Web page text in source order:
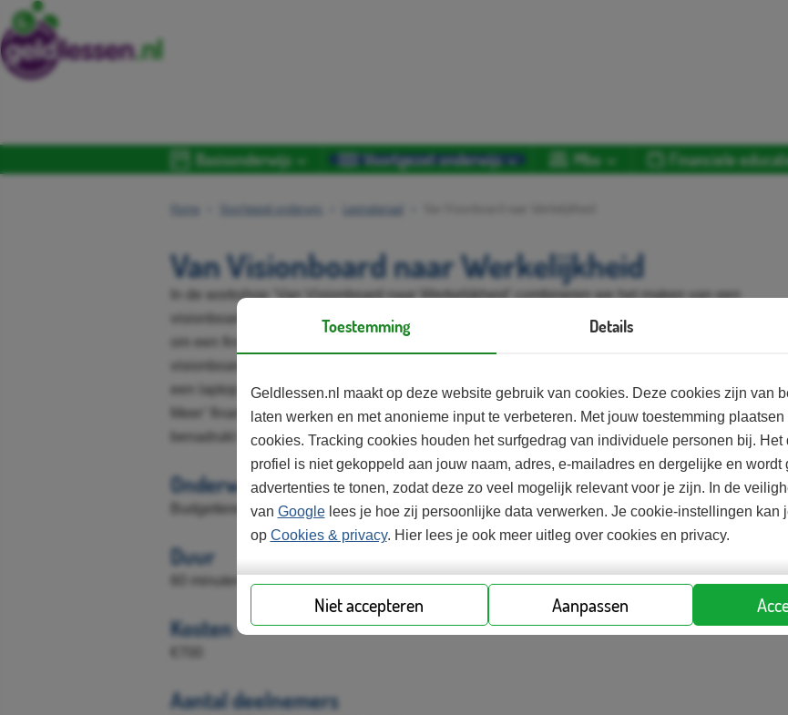
Basisonderwijs Voortgezet onderwijs Mbo Financiele
Home Voortgezet onderwijs Lesmateriaal
Van Visionboard naar Werkelijkheid
In de workshop ‘Van Visionboard naar Werkelijkheid’ combineren we het maken van een
visionboard met het maken van een financieel plan. In deze sessie helpen we deelnemers
om een financieel plan te maken zodat ze weten hoe ze (een van de) dromen die ze op hun
visionboard hebben gezet financieel mogelijk kunnen maken. Hierbij hebben deelnemers
een laptop of tablet met internet nodig en krijgen ze gratis toegang tot het ‘Van Skeer Naar
Meer’ financieel plan worksheet. Dit is een praktische sessie waarbij de leuke kant van geld
benadrukt wordt en gecombineerd wordt met het maken van een financieel plan.
Onderwerpen
Budgetteren, De waarde van geld, Keuzes maken, Plannen en vooruit denken, Sparen.
Duur
60 minuten
Kosten
Aantal deelnemers
Toestemming Details
Geldlessen.nl maakt op deze website gebruik van cookies. Deze cookies zijn van
laten werken en met anonieme input te verbeteren. Met jouw toestemming
cookies. Tracking cookies houden het surfgedrag van individuele personen bij.
profiel is niet gekoppeld aan jouw naam, adres, e-mailadres en dergelijke en wordt
advertenties te tonen, zodat deze zo veel mogelijk relevant voor je zijn. In de
van Googlelees je hoe zij persoonlijke data verwerken. Je cookie-instellingen kan
op Cookies & privacy. Hier lees je ook meer uitleg over cookies en privacy.
Niet accepteren Aanpassen